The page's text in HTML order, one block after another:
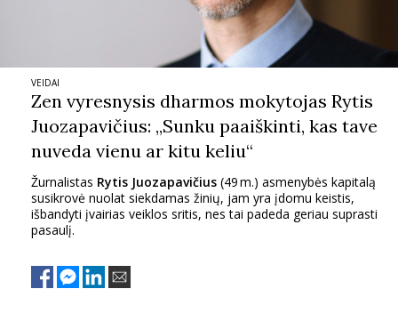
Jūs sutinkate su
taisyklėmis
VEIDAI
Zen vyresnysis dharmos mokytojas Rytis
Juozapavičius: „Sunku paaiškinti, kas tave
nuveda vienu ar kitu keliu“
Žurnalistas Rytis Juozapavičius(49 m.) asmenybės kapitalą
susikrovė nuolat siekdamas žinių, jam yra įdomu keistis,
išbandyti įvairias veiklos sritis, nes tai padeda geriau suprasti
pasaulį.